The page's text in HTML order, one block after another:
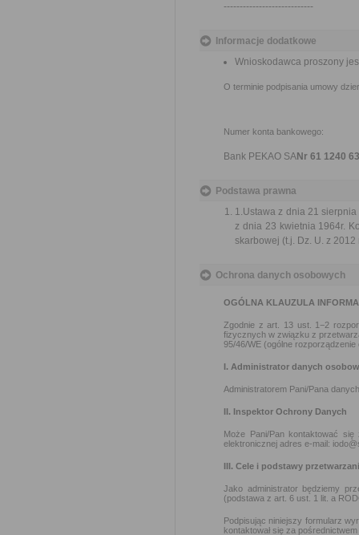
----------------------------
Informacje dodatkowe
Wnioskodawca proszony
O terminie podpisania umowy
Numer konta bankowego:
Bank PEKAO SANr 61 1240
Podstawa prawna
1.Ustawa z dnia 21
z dnia 23 kwietnia 1964r.
skarbowej (t.j. Dz. U. z
Ochrona danych osobowych
OGÓLNA KLAUZULA
Zgodnie z art. 13 ust. 1−2
fizycznych w związku z
95/46/WE (ogólne
I. Administrator danych
Administratorem Pani/Pana
II. Inspektor Ochrony Danych
Może Pani/Pan kontaktować
elektronicznej adres e-mail:
III. Cele i podstawy
Jako administrator będziemy
(podstawa z art. 6 ust. 1 lit. a
Podpisując niniejszy formularz
kontaktował się za